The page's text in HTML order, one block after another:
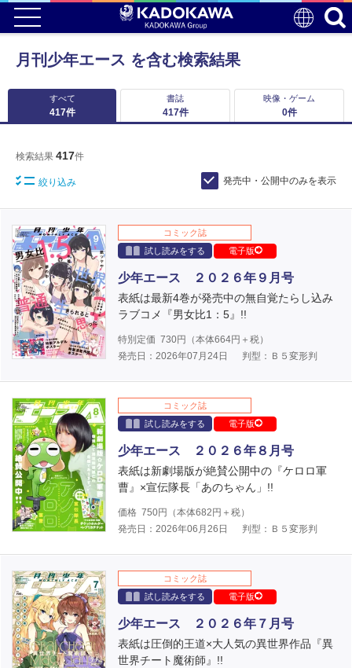
月刊少年エース を含む検索結果
すべて
417件
書誌
417件
映像・ゲーム
0件
検索結果 417件
絞り込み 発売中・公開中のみを表示
コミック誌
試し読みをする
電子版
少年エース ２０２６年９月号
表紙は最新4巻が発売中の無自覚たらし込み
ラブコメ『男女比1：5』!!
特別定価 730円（本体664円＋税）
発売日：2026年07月24日
判型：Ｂ５変形判
コミック誌
試し読みをする
電子版
少年エース ２０２６年８月号
表紙は新劇場版が絶賛公開中の『ケロロ軍
曹』×宣伝隊長「あのちゃん」!!
価格 750円（本体682 円＋税）
発売日：2026年06月26日
判型：Ｂ５変形判
コミック誌
試し読みをする
電子版
少年エース ２０２６年７月号
表紙は圧倒的王道×大人気の異世界作品『異
世界チート魔術師』!!